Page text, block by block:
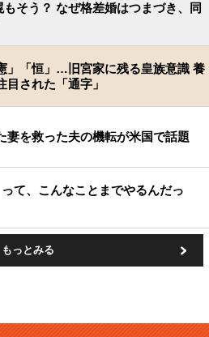
もそう？ なぜ格差婚はつまづき、同
」「恒」…旧宮家に残る皇族意識 養
された「通字」
妻を救った夫の機転が米国で話題
って、こんなことまでやるんだっ
もっとみる